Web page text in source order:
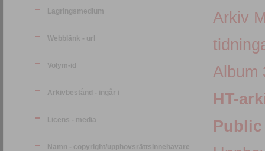
Lagringsmedium Arkiv
Webblänk - url
Volym-id Album
Arkivbestånd - ingår i HT-
Licens - media
Namn - copyright/upphovsrättsinnehavare